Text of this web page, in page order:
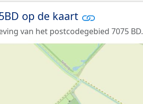
op de kaart
van het postcodegebied 7075 BD.